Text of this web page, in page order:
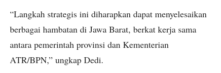
“Langkah strategis ini diharapkan dapat menyelesaikan
berbagai hambatan di Jawa Barat, berkat kerja sama
antara pemerintah provinsi dan Kementerian
ATR/BPN,” ungkap Dedi.